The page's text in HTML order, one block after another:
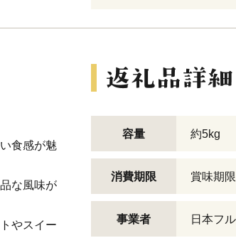
食感が魅
な風味が
やスイー
容量 約5kg
消費期限 賞味期
事業者 日本フ